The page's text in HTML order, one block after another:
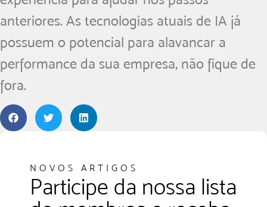
anteriores. As tecnologias atuais de IA já
possuem o potencial para alavancar a
performance da sua empresa, não fique de
fora.
NOVOS ARTIGOS
Participe da nossa lista